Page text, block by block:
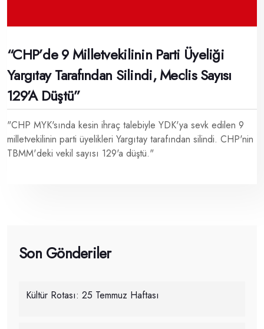
“CHP’de 9 Milletvekilinin Parti Üyeliği
Yargıtay Tarafından Silindi, Meclis Sayısı
129’a Düştü”
"CHP MYK'sında kesin ihraç talebiyle YDK'ya sevk edilen 9
milletvekilinin parti üyelikleri Yargıtay tarafından silindi. CHP'nin
TBMM'deki vekil sayısı 129'a düştü."
Son Gönderiler
Kültür Rotası: 25 Temmuz Haftası